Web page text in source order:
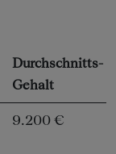
Durchschnitts-
Gehalt
9.200 €